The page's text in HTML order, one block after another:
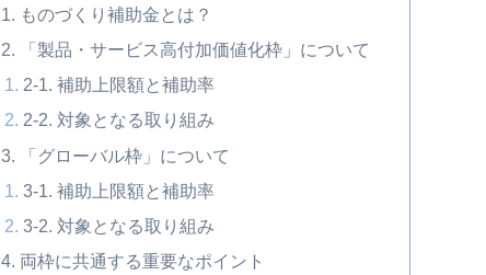
1. ものづくり補助金とは？
2. 「製品・サービス高付加価値化枠」について
2-1. 補助上限額と補助率
2-2. 対象となる取り組み
3. 「グローバル枠」について
3-1. 補助上限額と補助率
3-2. 対象となる取り組み
4. 両枠に共通する重要なポイント